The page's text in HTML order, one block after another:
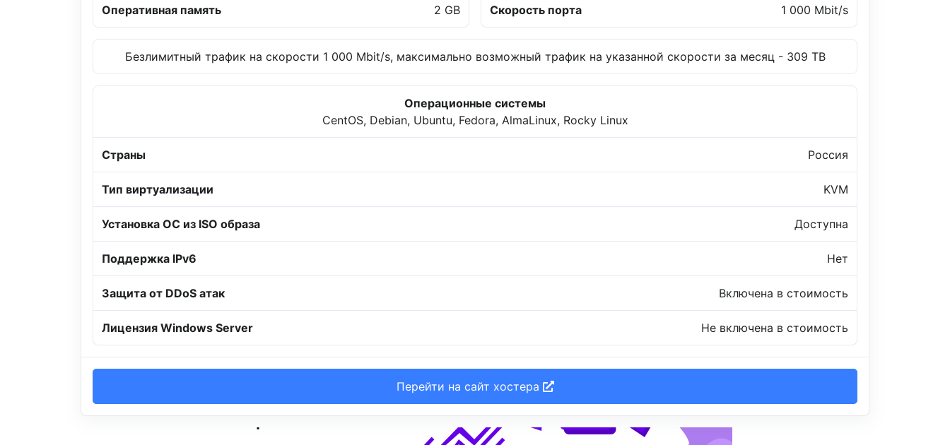
Оперативная память 2 GB Скорость порта 1 000 Mbit/s
Безлимитный трафик на скорости 1 000 Mbit/s, максимально возможный трафик на указанной скорости за месяц - 309 TB
Операционные системы
CentOS, Debian, Ubuntu, Fedora, AlmaLinux, Rocky Linux
Страны Россия
Тип виртуализации KVM
Установка ОС из ISO образа Доступна
Поддержка IPv6 Нет
Защита от DDoS атак Включена в стоимость
Лицензия Windows Server Не включена в стоимость
Перейти на сайт хостера